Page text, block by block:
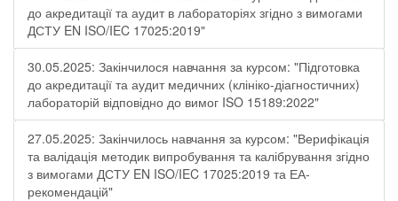
до акредитації та аудит в лабораторіях згідно з вимогами
ДСТУ EN ISO/IEC 17025:2019"
30.05.2025: Закінчилося навчання за курсом: "Підготовка
до акредитації та аудит медичних (клініко-діагностичних)
лабораторій відповідно до вимог ISO 15189:2022"
27.05.2025: Закінчилось навчання за курсом: "Верифікація
та валідація методик випробування та калібрування згідно
з вимогами ДСТУ EN ISO/IEC 17025:2019 та ЕА-
рекомендацій"